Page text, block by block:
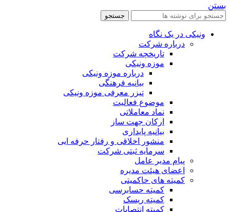
بستن
جستجو
ونیکی در یک نگاه
درباره شرکت
تاریخچه شرکت
موزه ونیکی
درباره موزه ونیکی
بیانیه فرهنگی
تیزر معرفی موزه ونیکی
موضوع فعالیت
نماد معاملاتی
ارکان جهت ساز
بیانیه پایداری
منشور اخلاقی و رفتار حرفه ایی
سرمایه ثبتی شرکت
پیام مدیر عامل
اعضای هیئت مدیره
کمیته های حاکمیتی
کمیته حسابرسی
کمیته ریسک
کمیته انتصابات